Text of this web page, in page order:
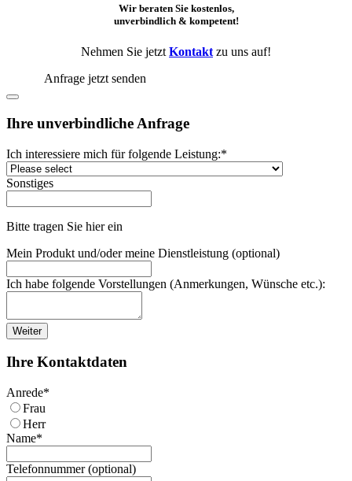
Wir beraten Sie kostenlos,
unverbindlich & kompetent!
Nehmen Sie jetzt Kontakt zu uns auf!
Anfrage jetzt senden
Ihre unverbindliche Anfrage
Ich interessiere mich für folgende Leistung:*
Sonstiges
Bitte tragen Sie hier ein
Mein Produkt und/oder meine Dienstleistung (optional)
Ich habe folgende Vorstellungen (Anmerkungen, Wünsche etc.):
Weiter
Ihre Kontaktdaten
Anrede*
Frau
Herr
Name*
Telefonnummer (optional)